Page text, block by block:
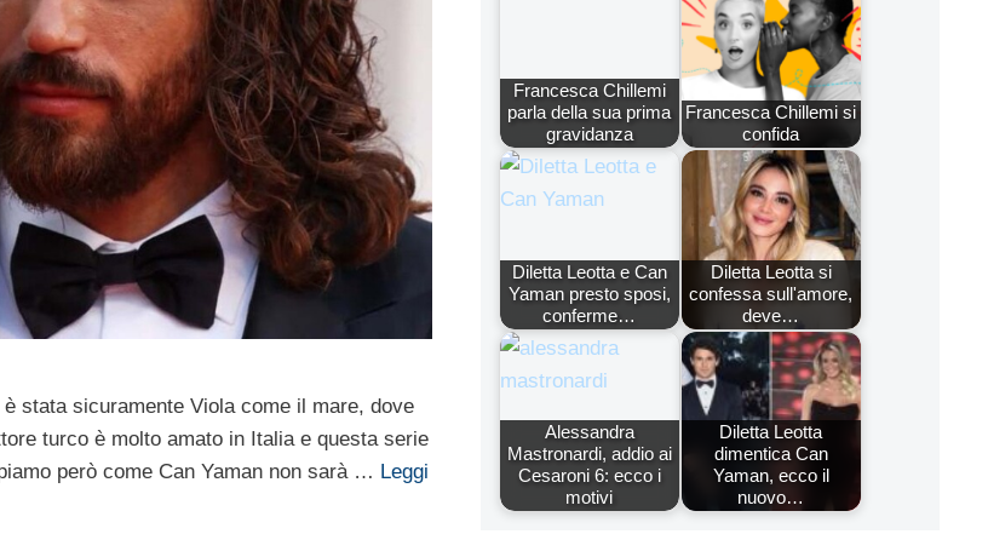
stata sicuramente Viola come il mare, dove
turco è molto amato in Italia e questa serie
però come Can Yaman non sarà … Leggi
Francesca Chillemi
parla della sua prima
gravidanza
Francesca Chillemi si
confida
Diletta Leotta e Can
Yaman presto sposi,
conferme…
Diletta Leotta si
confessa sull'amore,
deve…
Alessandra
Mastronardi, addio ai
Cesaroni 6: ecco i
motivi
Diletta Leotta
dimentica Can
Yaman, ecco il
nuovo…